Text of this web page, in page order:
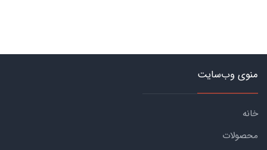
منوی وب‌سایت
خانه
محصولات